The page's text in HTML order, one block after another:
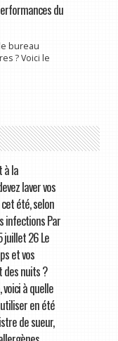
du
bureau
? Voici le
à la
laver vos
été, selon
infections Par
juillet 26 Le
et vos
nuits ?
à quelle
en été
de sueur,